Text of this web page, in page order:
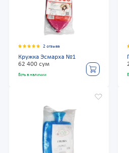
2 отзыва
Кружка Эсмарха №1
62 400 сум
Есть в наличии